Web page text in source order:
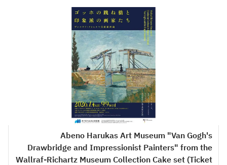
Abeno Harukas Art Museum "Van Gogh's
Drawbridge and Impressionist Painters" from the
Wallraf-Richartz Museum Collection Cake set (Ticket